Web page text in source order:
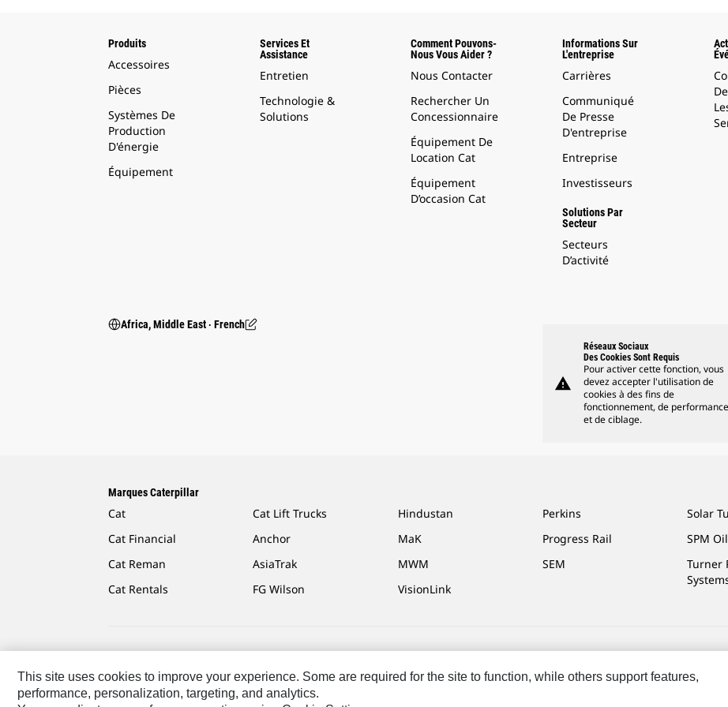
Produits
Accessoires
Pièces
Systèmes De
Production
D'énergie
Équipement
Services Et
Assistance
Entretien
Technologie &
Solutions
Comment Pouvons-
Nous Vous Aider ?
Nous Contacter
Rechercher Un
Concessionnaire
Équipement De
Location Cat
Équipement
D’occasion Cat
Informations Sur
L'entreprise
Carrières
Communiqué
De Presse
D'entreprise
Entreprise
Investisseurs
Solutions Par
Secteur
Secteurs
D’activité
Africa, Middle East ‧ French
warning
Réseaux Sociaux
Des Cookies Sont Requis
Pour activer cette fonction, vous
devez accepter l'utilisation de
cookies à des fins de
fonctionnement, de
et de ciblage.
Marques Caterpillar
Cat
Cat Financial
Cat Reman
Cat Rentals
Cat Lift Trucks
Anchor
AsiaTrak
FG Wilson
Hindustan
MaK
MWM
VisionLink
Perkins
Progress Rail
SEM
Solar
SPM
Turner
Africa, Middle East-French © 2026 Caterpillar. Tous droits réservés
This site uses cookies to improve your experience. Some are required for the site to function, while others support features,
performance, personalization, targeting, and analytics.